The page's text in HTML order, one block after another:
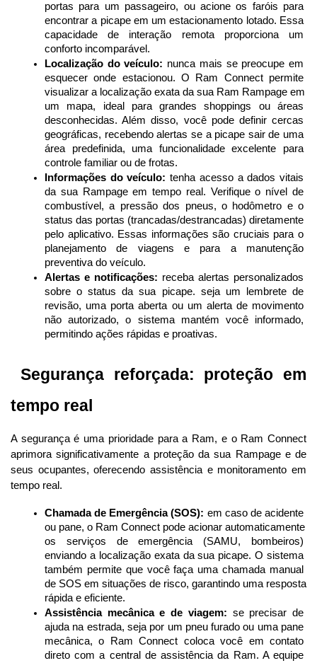
portas para um passageiro, ou acione os faróis para
encontrar a picape em um estacionamento lotado. Essa
capacidade de interação remota proporciona um
conforto incomparável.
Localização do veículo: nunca mais se preocupe em
esquecer onde estacionou. O Ram Connect permite
visualizar a localização exata da sua Ram Rampage em
um mapa, ideal para grandes shoppings ou áreas
desconhecidas. Além disso, você pode definir cercas
geográficas, recebendo alertas se a picape sair de uma
área predefinida, uma funcionalidade excelente para
controle familiar ou de frotas.
Informações do veículo: tenha acesso a dados vitais
da sua Rampage em tempo real. Verifique o nível de
combustível, a pressão dos pneus, o hodômetro e o
status das portas (trancadas/destrancadas) diretamente
pelo aplicativo. Essas informações são cruciais para o
planejamento de viagens e para a manutenção
preventiva do veículo.
Alertas e notificações: receba alertas personalizados
sobre o status da sua picape. seja um lembrete de
revisão, uma porta aberta ou um alerta de movimento
não autorizado, o sistema mantém você informado,
permitindo ações rápidas e proativas.
Segurança reforçada: proteção em
tempo real
A segurança é uma prioridade para a Ram, e o Ram Connect
aprimora significativamente a proteção da sua Rampage e de
seus ocupantes, oferecendo assistência e monitoramento em
tempo real.
Chamada de Emergência (SOS): em caso de acidente
ou pane, o Ram Connect pode acionar automaticamente
os serviços de emergência (SAMU, bombeiros)
enviando a localização exata da sua picape. O sistema
também permite que você faça uma chamada manual
de SOS em situações de risco, garantindo uma resposta
rápida e eficiente.
Assistência mecânica e de viagem: se precisar de
ajuda na estrada, seja por um pneu furado ou uma pane
mecânica, o Ram Connect coloca você em contato
direto com a central de assistência da Ram. A equipe